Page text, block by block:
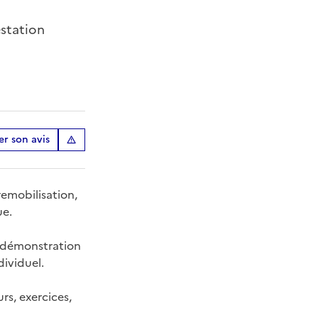
son avis
exercices,